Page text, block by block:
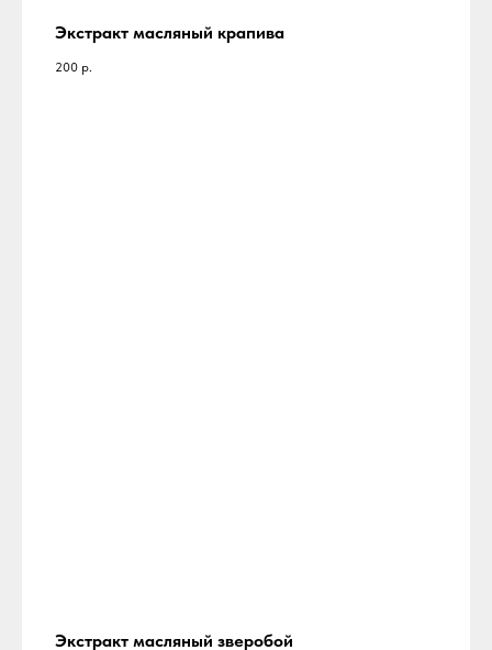
Экстракт масляный крапива
200 р.
Экстракт масляный зверобой